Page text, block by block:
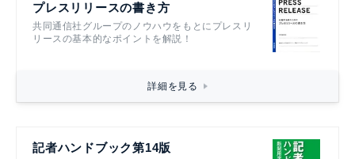
プレスリリースの書き方
共同通信社グループのノウハウをもとにプレスリ
リースの基本的なポイントを解説！
詳細を見る
記者ハンドブック第14版